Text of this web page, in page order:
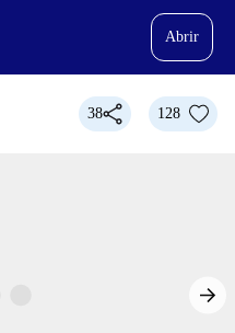
Abrir
38 128